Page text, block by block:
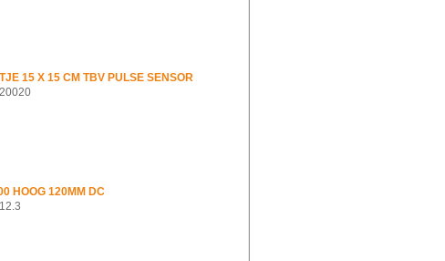
15 X 15 CM TBV PULSE SENSOR
HOOG 120MM DC